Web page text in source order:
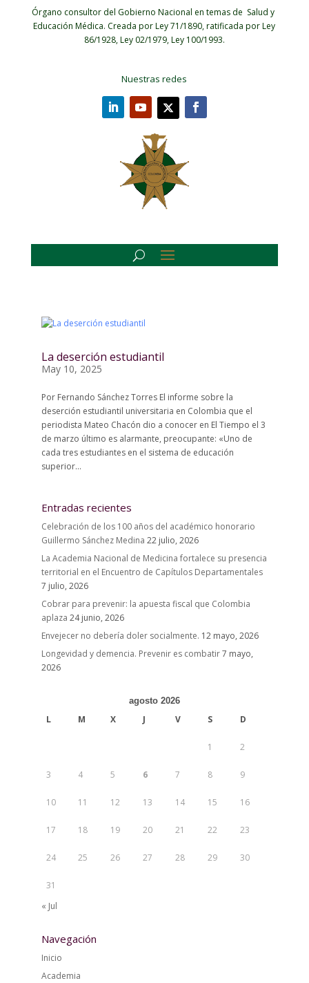
Órgano consultor del Gobierno Nacional en temas de Salud y
Educación Médica. Creada por Ley 71/1890, ratificada por Ley
86/1928, Ley 02/1979, Ley 100/1993.
Nuestras redes
La deserción estudiantil
May 10, 2025
Por Fernando Sánchez Torres El informe sobre la
deserción estudiantil universitaria en Colombia que el
periodista Mateo Chacón dio a conocer en El Tiempo el 3
de marzo último es alarmante, preocupante: «Uno de
cada tres estudiantes en el sistema de educación
superior...
Entradas recientes
Celebración de los 100 años del académico honorario
Guillermo Sánchez Medina 22 julio, 2026
La Academia Nacional de Medicina fortalece su presencia
territorial en el Encuentro de Capítulos Departamentales
7 julio, 2026
Cobrar para prevenir: la apuesta fiscal que Colombia
aplaza 24 junio, 2026
Envejecer no debería doler socialmente. 12 mayo, 2026
Longevidad y demencia. Prevenir es combatir7 mayo,
2026
agosto 2026
L M X J V S D
1 2
3 4 5 6 7 8 9
10 11 12 13 14 15 16
17 18 19 20 21 22 23
24 25 26 27 28 29 30
31
« Jul
Navegación
Inicio
Academia